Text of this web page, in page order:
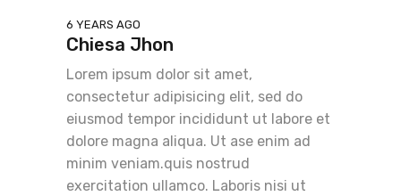
6 YEARS AGO
Chiesa Jhon
Lorem ipsum dolor sit amet,
consectetur adipisicing elit, sed do
eiusmod tempor incididunt ut labore et
dolore magna aliqua. Ut ase enim ad
minim veniam.quis nostrud
exercitation ullamco. Laboris nisi ut